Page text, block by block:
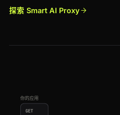
探索 Smart AI Proxy
你的应用
GET